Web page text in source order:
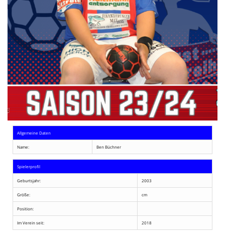
HAIE TV
NEWSLETTER
DIE HAIE I Intern
Partner
Allgemeine Daten
Name: Ben Büchner
Spielerprofil
Geburtsjahr: 2003
Größe: cm
Position:
Im Verein seit: 2018